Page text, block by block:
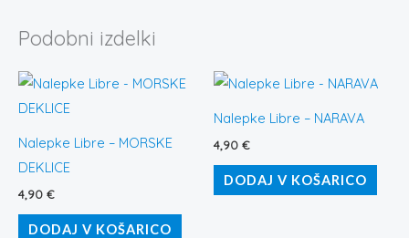
Podobni izdelki
Nalepke Libre – MORSKE
DEKLICE
4,90 €
DODAJ V KOŠARICO
Nalepke Libre – NARAVA
4,90 €
DODAJ V KOŠARICO